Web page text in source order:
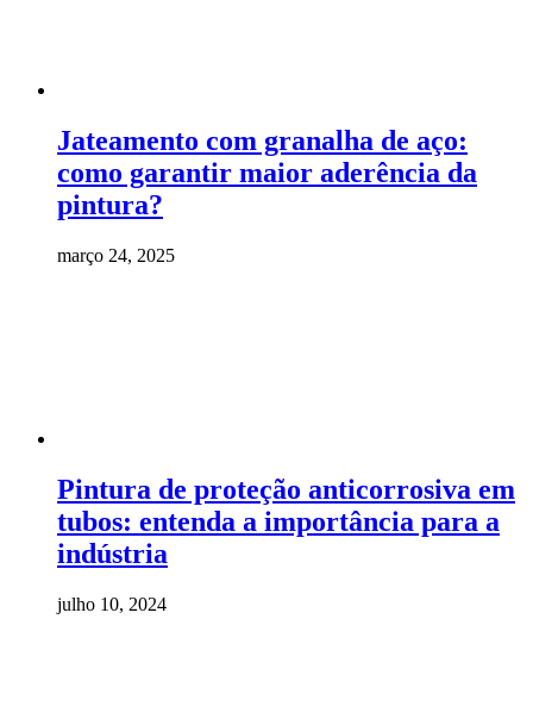
Jateamento com granalha de aço:
como garantir maior aderência da
pintura?
março 24, 2025
Pintura de proteção anticorrosiva em
tubos: entenda a importância para a
indústria
julho 10, 2024